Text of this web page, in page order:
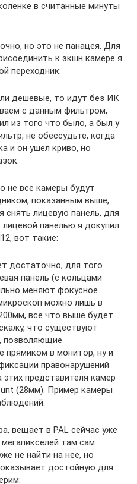
в считанные минуты
но это не панацея. Для
к экшн камере я
переходник:
дешевые, то идут без ИК
с данным фильтром,
из того что было, а был у
не обессудьте, когда
и он ушел криво, но
не все камеры будут
показанным выше,
снять лицевую панель, для
панелью я докупил
вот такие:
достаточно, для того
панель (с кольцами
меняют фокусное
можно лишь в
все что выше будет
что существуют
позволяющие
прямиком в монитор, ну и
правонарушений
представителя камер
(28мм). Пример камеры
вещает в PAL сейчас уже
там сам
не найти на нее, но
достойную для